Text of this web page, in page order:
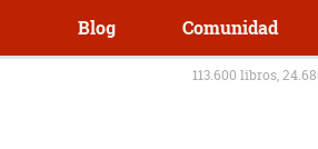
Blog Comunidad
113.600 libros,